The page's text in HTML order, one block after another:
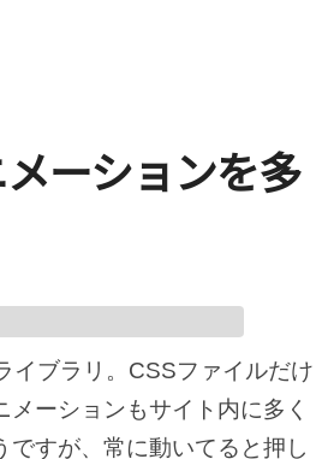
メーションを多
イブラリ。CSSファイルだけ
ーションもサイト内に多く
すが、常に動いてると押し